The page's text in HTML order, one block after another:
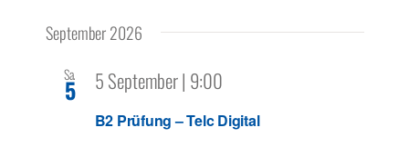
September 2026
Sa.
5
B2 Prüfung – Telc Digital
5 September | 9:00